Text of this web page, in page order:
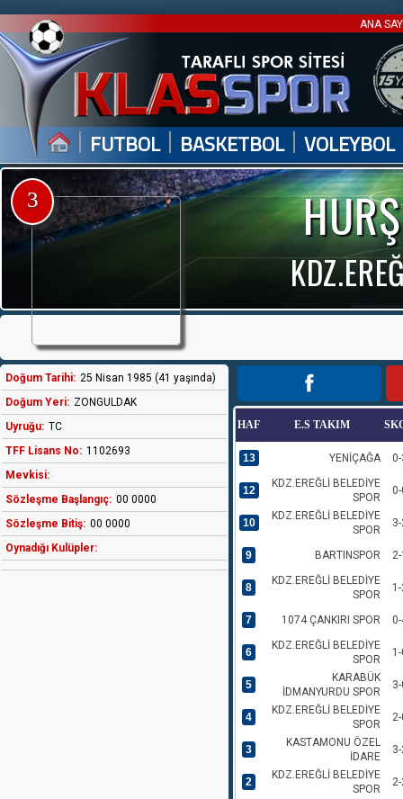
ANA
| FUTBOL | BASKETBOL | VOLEYBOL
3
Doğum Tarihi: 25 Nisan 1985 (41 yaşında)
Doğum Yeri: ZONGULDAK
Uyruğu: TC
TFF Lisans No: 1102693
Mevkisi:
Sözleşme Başlangıç: 00 0000
Sözleşme Bitiş: 00 0000
Oynadığı Kulüpler:
HAF E.S TAKIM
13 YENİÇAĞA
12
KDZ.EREĞLİ BELEDİYE
SPOR
10
KDZ.EREĞLİ BELEDİYE
SPOR
9 BARTINSPOR
8
KDZ.EREĞLİ BELEDİYE
SPOR
7 1074 ÇANKIRI SPOR
6
KDZ.EREĞLİ BELEDİYE
SPOR
5
KARABÜK
İDMANYURDU SPOR
4
KDZ.EREĞLİ BELEDİYE
SPOR
3
KASTAMONU ÖZEL
İDARE
2
KDZ.EREĞLİ BELEDİYE
SPOR